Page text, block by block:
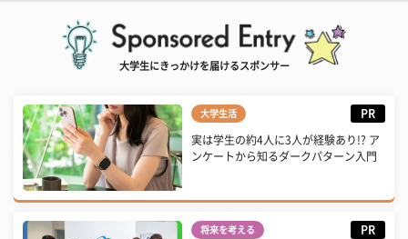
大学生にきっかけを届けるスポンサー
大学生活 PR
実は学生の約4人に3人が経験あり!? ア
ンケートから知るダークパターン入門
将来を考える PR